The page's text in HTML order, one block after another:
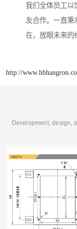
我们全体员工以
友合作。一直秉
在，放眼未来的
http://
Development, design,